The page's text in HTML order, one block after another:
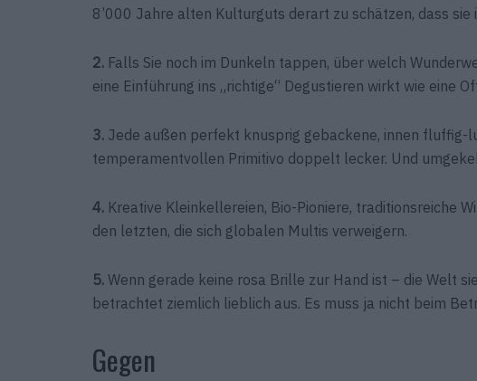
8’000 Jahre alten Kulturguts derart zu schätzen, dass
2. Falls Sie noch im Dunkeln tappen, über welch
eine Einführung ins „richtige“ Degustieren wirkt wie eine
3. Jede außen perfekt knusprig gebackene, innen fluffig-
temperamentvollen Primitivo doppelt lecker. Und
4. Kreative Kleinkellereien, Bio-Pioniere, traditions­reiche
den letzten, die sich globalen Multis verweigern.
5. Wenn gerade keine rosa Brille zur Hand ist – die Welt
betrachtet ziemlich lieblich aus. Es muss ja nicht beim
Gegen